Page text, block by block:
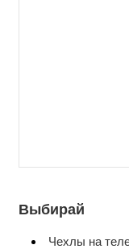
Выбирай
Чехлы на